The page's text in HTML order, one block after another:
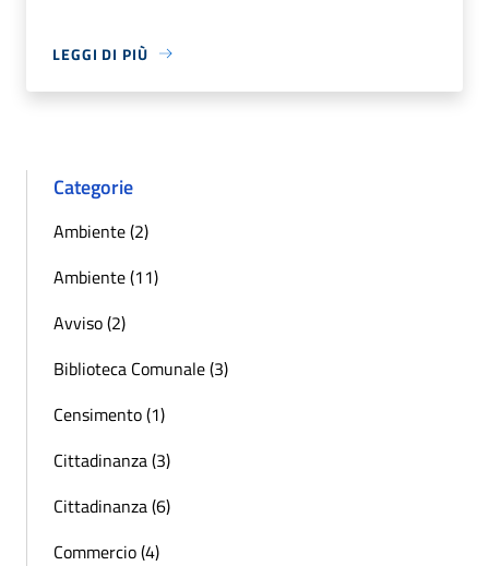
LEGGI DI PIÙ
Categorie
Ambiente (2)
Ambiente (11)
Avviso (2)
Biblioteca Comunale (3)
Censimento (1)
Cittadinanza (3)
Cittadinanza (6)
Commercio (4)